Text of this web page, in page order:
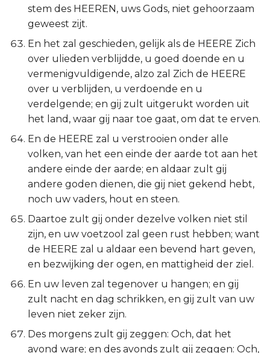
stem des HEEREN, uws Gods, niet gehoorzaam
geweest zijt.
En het zal geschieden, gelijk als de HEERE Zich
over ulieden verblijdde, u goed doende en u
vermenigvuldigende, alzo zal Zich de HEERE
over u verblijden, u verdoende en u
verdelgende; en gij zult uitgerukt worden uit
het land, waar gij naar toe gaat, om dat te erven.
En de HEERE zal u verstrooien onder alle
volken, van het een einde der aarde tot aan het
andere einde der aarde; en aldaar zult gij
andere goden dienen, die gij niet gekend hebt,
noch uw vaders, hout en steen.
Daartoe zult gij onder dezelve volken niet stil
zijn, en uw voetzool zal geen rust hebben; want
de HEERE zal u aldaar een bevend hart geven,
en bezwijking der ogen, en mattigheid der ziel.
En uw leven zal tegenover u hangen; en gij
zult nacht en dag schrikken, en gij zult van uw
leven niet zeker zijn.
Des morgens zult gij zeggen: Och, dat het
avond ware; en des avonds zult gij zeggen: Och,